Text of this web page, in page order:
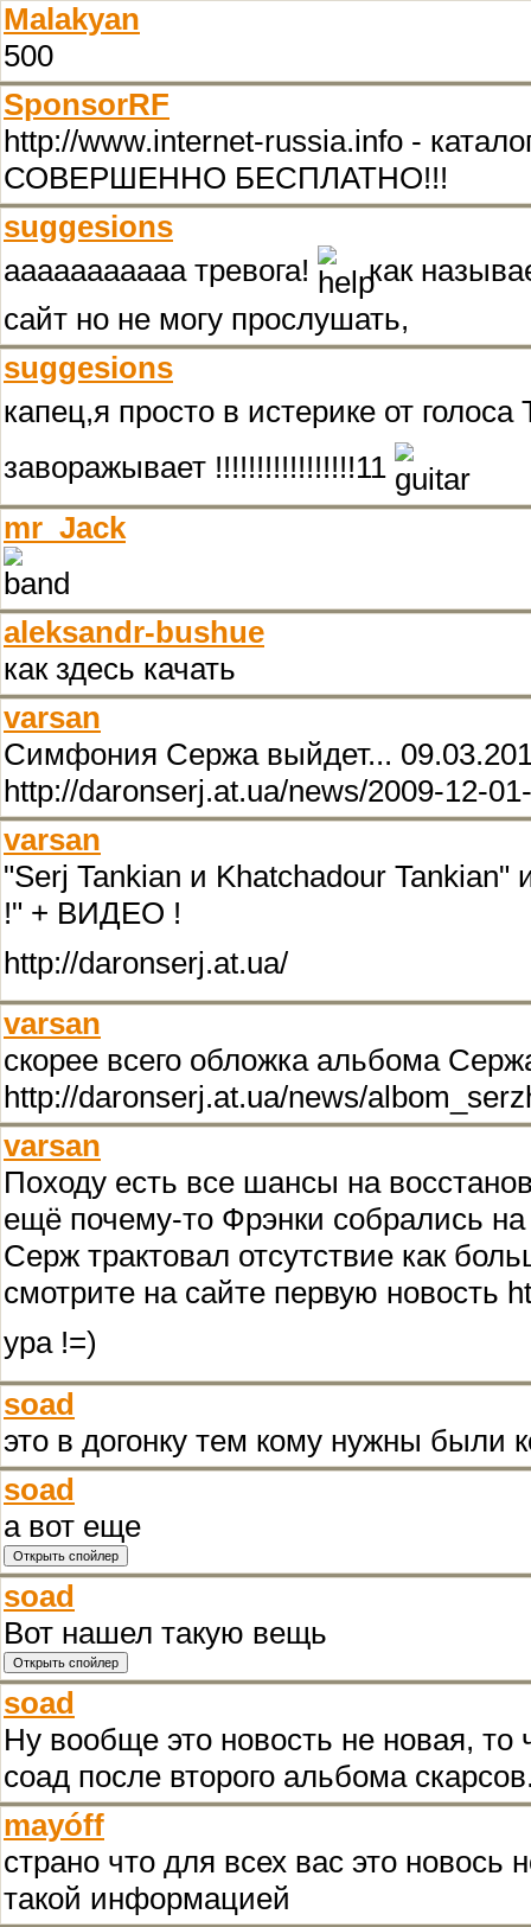
Malakyan
500
SponsorRF
http://www.internet-russia.info -
СОВЕРШЕННО БЕСПЛАТНО!!!
suggesions
ааааааааааа тревога!
как
сайт но не могу прослушать,
suggesions
капец,я просто в истерике от
заворажывает !!!!!!!!!!!!!!!!!11
mr_Jack
aleksandr-bushue
как здесь качать
varsan
Симфония Сержа выйдет...
http://daronserj.at.ua/news/2009-12-
varsan
"Serj Tankian и Khatchadour
!" + ВИДЕО !
http://daronserj.at.ua/
varsan
скорее всего обложка альбома
http://daronserj.at.ua/news/
varsan
Походу есть все шансы на
ещё почему-то Фрэнки собрались
Серж трактовал отсутствие как
смотрите на сайте первую новость
ура !=)
soad
это в догонку тем кому нужны были
soad
а вот еще
soad
Вот нашел такую вещь
soad
Ну вообще это новость не новая, то
соад после второго альбома
mayóff
страно что для всех вас это новось
такой информацией